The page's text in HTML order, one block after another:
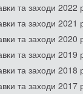
та заходи 2022
та заходи 2021
та заходи 2020
та заходи 2019
та заходи 2018
та заходи 2017